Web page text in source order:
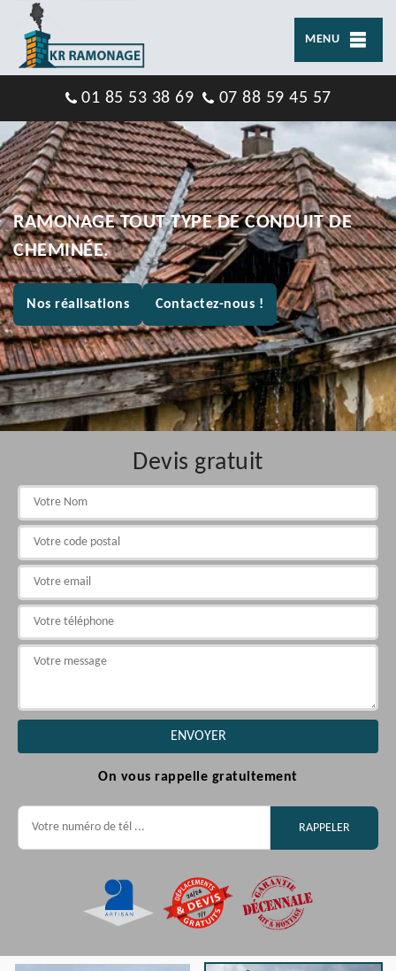
MENU
01 85 53 38 69 07 88 59 45 57
RAMONAGE TOUT TYPE DE CONDUIT DE
CHEMINÉE.
Nos réalisations Contactez-nous !
Devis gratuit
On vous rappelle gratuitement